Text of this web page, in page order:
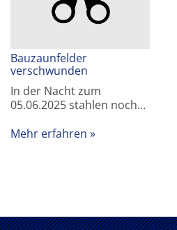
Bauzaunfelder
verschwunden
In der Nacht zum
05.06.2025 stahlen noch…
Mehr erfahren